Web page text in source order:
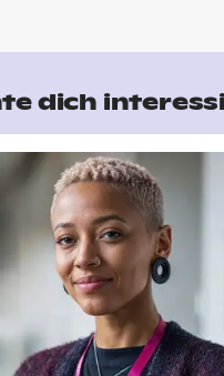
dich